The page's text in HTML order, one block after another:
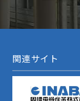
関連サイト